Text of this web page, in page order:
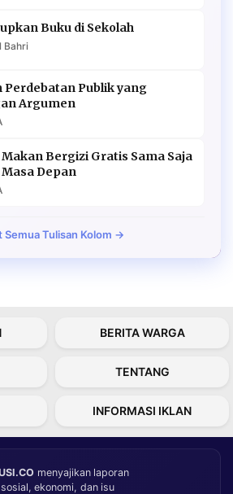
Buku di Sekolah
Bahri
Perdebatan Publik yang
Argumen
Bergizi Gratis Sama Saja
Depan
Semua Tulisan Kolom →
BERITA WARGA
TENTANG
INFORMASI IKLAN
menyajikan laporan
ekonomi, dan isu